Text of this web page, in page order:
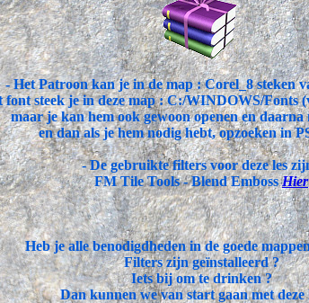
- Het Patroon kan je in de map : Corel_8 steken
font steek je in deze map : C:/WINDOWS/Fonts
maar je kan hem ook gewoon openen en daarna
en dan als je hem nodig hebt, opzoeken in
- De gebruikte filters voor deze les
FM Tile Tools - Blend EmbossHier
Heb je alle benodigdheden in de goede
Filters zijn geïnstalleerd ?
Iets bij om te drinken ?
Dan kunnen we van start gaan met deze